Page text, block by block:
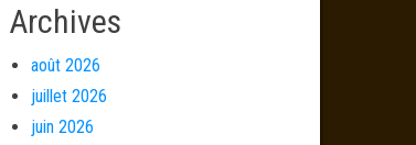
Archives
août 2026
juillet 2026
juin 2026